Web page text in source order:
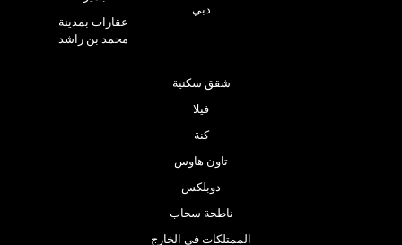
عقارات بمدينة
محمد بن راشد
دبي
شقق سكنية
فيلا
كنة
تاون هاوس
دوبلكس
ناطحة سحاب
الممتلكات في الخارج